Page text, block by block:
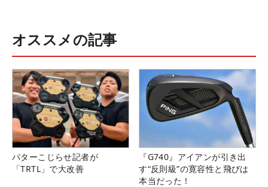
オススメの記事
パターこじらせ記者が
「TRTL」で大改善
『G740』アイアンが引き出
す“反則級”の寛容性と飛びは
本当だった！